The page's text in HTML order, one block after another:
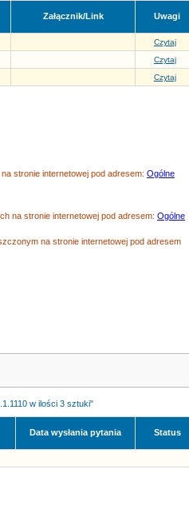
Załącznik/Link Uwagi
Czytaj
Czytaj
Czytaj
stronie internetowej pod adresem: Ogólne
na stronie internetowej pod adresem: Ogólne
na stronie internetowej pod adresem
w ilości 3 sztuki"
Data wysłania pytania Status